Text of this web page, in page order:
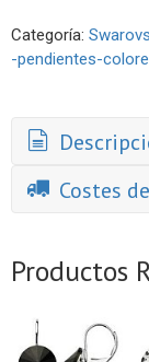
Categoría:
-pendientes-
Costes
Productos